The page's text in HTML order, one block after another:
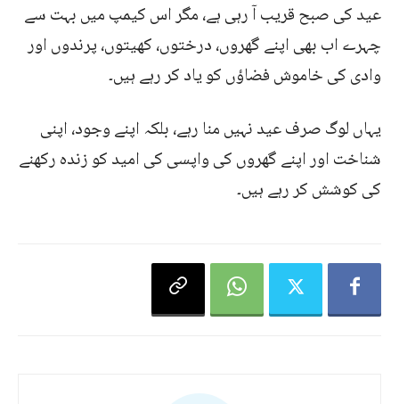
عید کی صبح قریب آ رہی ہے، مگر اس کیمپ میں بہت سے
چہرے اب بھی اپنے گھروں، درختوں، کھیتوں، پرندوں اور
وادی کی خاموش فضاؤں کو یاد کر رہے ہیں۔
یہاں لوگ صرف عید نہیں منا رہے، بلکہ اپنے وجود، اپنی
شناخت اور اپنے گھروں کی واپسی کی امید کو زندہ رکھنے
کی کوشش کر رہے ہیں۔